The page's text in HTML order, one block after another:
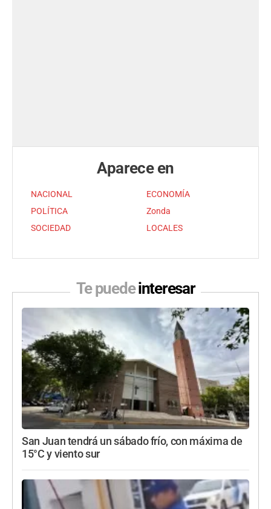
Aparece en
NACIONAL
POLÍTICA
SOCIEDAD
ECONOMÍA
Zonda
LOCALES
Te puedeinteresar
San Juan tendrá un sábado frío, con máxima de
15°C y viento sur